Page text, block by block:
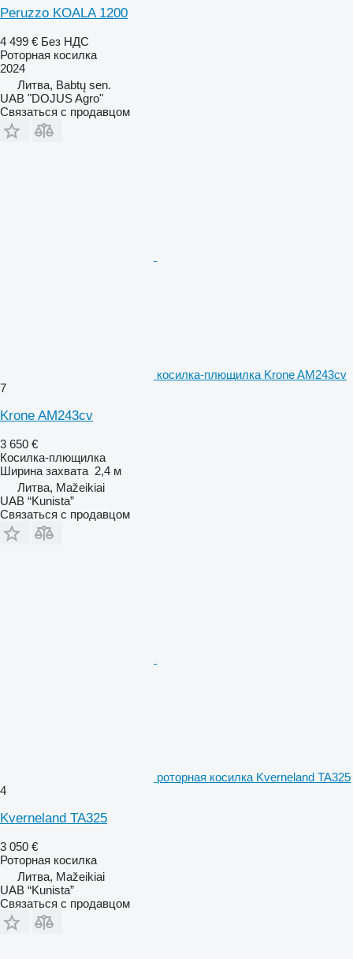
Peruzzo KOALA 1200
4 499 € Без НДС
Роторная косилка
2024
Литва, Babtų sen.
UAB "DOJUS Agro"
Связаться с продавцом
косилка-плющилка Krone AM243cv
7
Krone AM243cv
3 650 €
Косилка-плющилка
Ширина захвата 2,4 м
Литва, Mažeikiai
UAB “Kunista”
Связаться с продавцом
роторная косилка Kverneland TA325
4
Kverneland TA325
3 050 €
Роторная косилка
Литва, Mažeikiai
UAB “Kunista”
Связаться с продавцом